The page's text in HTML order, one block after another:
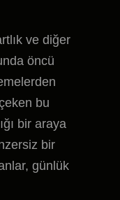
ve diğer
öncü
bu
bir araya
bir
günlük